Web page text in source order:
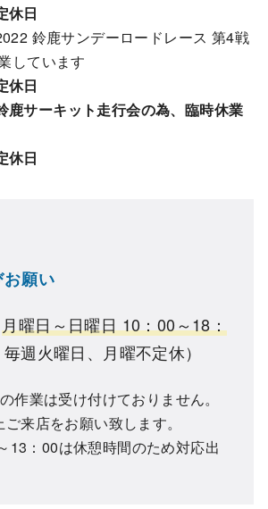
休日
鈴鹿サンデーロードレース 第4戦
しています
休日
鹿サーキット走行会の為、臨時休業
休日
願い
月曜日～日曜日 10：00～18：
毎週火曜日、月曜不定休）
作業は受け付けておりません。
来店をお願い致します。
：00は休憩時間のため対応出